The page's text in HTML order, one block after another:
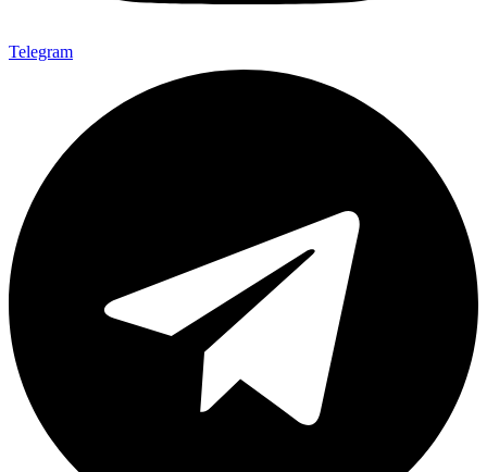
Telegram